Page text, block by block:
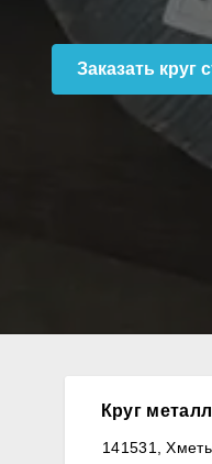
Заказать круг
Круг
141531,